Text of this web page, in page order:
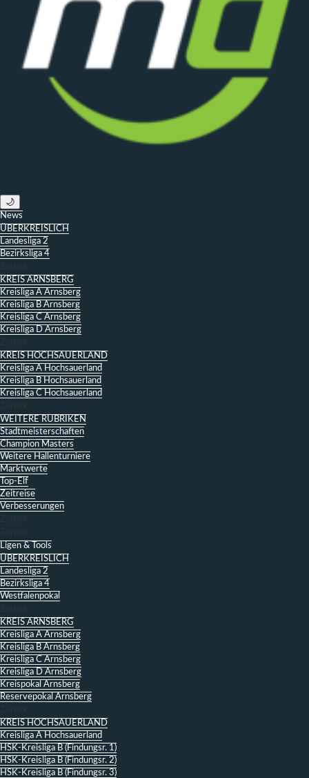
🌙
News
ÜBERKREISLICH
Landesliga 2
Bezirksliga 4
Zurück
KREIS ARNSBERG
Kreisliga A Arnsberg
Kreisliga B Arnsberg
Kreisliga C Arnsberg
Kreisliga D Arnsberg
Zurück
KREIS HOCHSAUERLAND
Kreisliga A Hochsauerland
Kreisliga B Hochsauerland
Kreisliga C Hochsauerland
Zurück
WEITERE RUBRIKEN
Stadtmeisterschaften
Champion Masters
Weitere Hallenturniere
Marktwerte
Top-Elf
Zeitreise
Verbesserungen
Zurück
Zurück
Ligen & Tools
ÜBERKREISLICH
Landesliga 2
Bezirksliga 4
Westfalenpokal
Zurück
KREIS ARNSBERG
Kreisliga A Arnsberg
Kreisliga B Arnsberg
Kreisliga C Arnsberg
Kreisliga D Arnsberg
Kreispokal Arnsberg
Reservepokal Arnsberg
Zurück
KREIS HOCHSAUERLAND
Kreisliga A Hochsauerland
HSK-Kreisliga B (Findungsr. 1)
HSK-Kreisliga B (Findungsr. 2)
HSK-Kreisliga B (Findungsr. 3)